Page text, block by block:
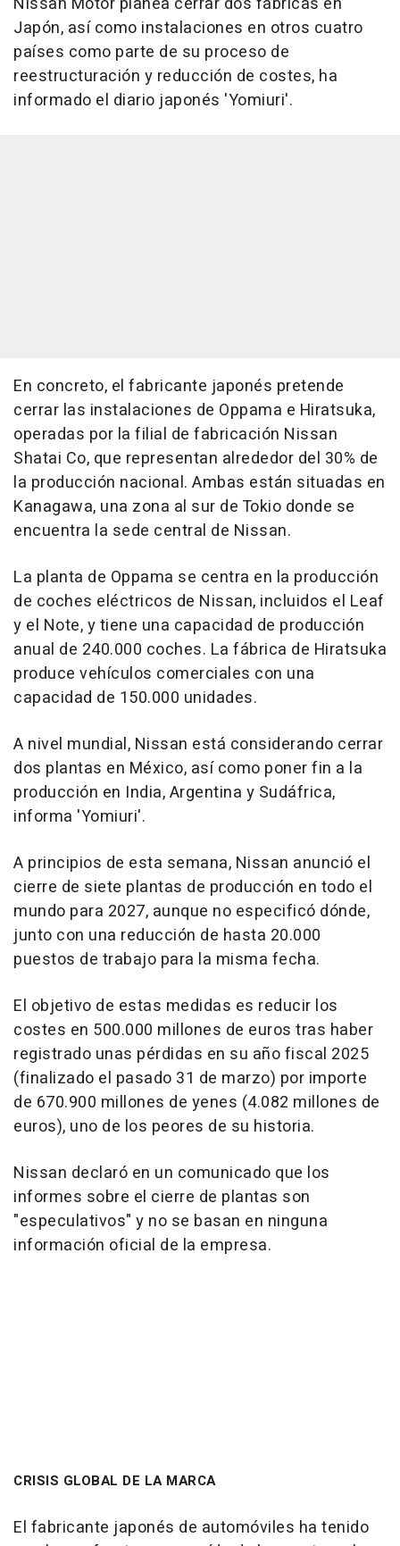
Japón, así como instalaciones en otros cuatro
países como parte de su proceso de
reestructuración y reducción de costes, ha
informado el diario japonés 'Yomiuri'.
En concreto, el fabricante japonés pretende
cerrar las instalaciones de Oppama e Hiratsuka,
operadas por la filial de fabricación Nissan
Shatai Co, que representan alrededor del 30% de
la producción nacional. Ambas están situadas en
Kanagawa, una zona al sur de Tokio donde se
encuentra la sede central de Nissan.
La planta de Oppama se centra en la producción
de coches eléctricos de Nissan, incluidos el Leaf
y el Note, y tiene una capacidad de producción
anual de 240.000 coches. La fábrica de Hiratsuka
produce vehículos comerciales con una
capacidad de 150.000 unidades.
A nivel mundial, Nissan está considerando cerrar
dos plantas en México, así como poner fin a la
producción en India, Argentina y Sudáfrica,
informa 'Yomiuri'.
A principios de esta semana, Nissan anunció el
cierre de siete plantas de producción en todo el
mundo para 2027, aunque no especificó dónde,
junto con una reducción de hasta 20.000
puestos de trabajo para la misma fecha.
El objetivo de estas medidas es reducir los
costes en 500.000 millones de euros tras haber
registrado unas pérdidas en su año fiscal 2025
(finalizado el pasado 31 de marzo) por importe
de 670.900 millones de yenes (4.082 millones de
euros), uno de los peores de su historia.
Nissan declaró en un comunicado que los
informes sobre el cierre de plantas son
"especulativos" y no se basan en ninguna
información oficial de la empresa.
CRISIS GLOBAL DE LA MARCA
El fabricante japonés de automóviles ha tenido